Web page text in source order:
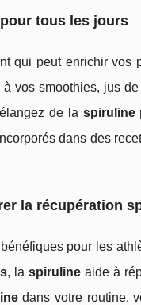
tous les jours
qui peut enrichir vos
à vos smoothies, jus
de la spiruline
dans des
la récupération
pour les
, la spiruline aide à
dans votre routine,